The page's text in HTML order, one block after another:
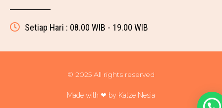
Setiap Hari : 08.00 WIB - 19.00 WIB
© 2025 All rights reserved
Made with ❤ by Katze Nesia